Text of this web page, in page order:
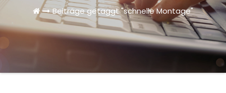
Beiträge getaggt "schnelle Montage"